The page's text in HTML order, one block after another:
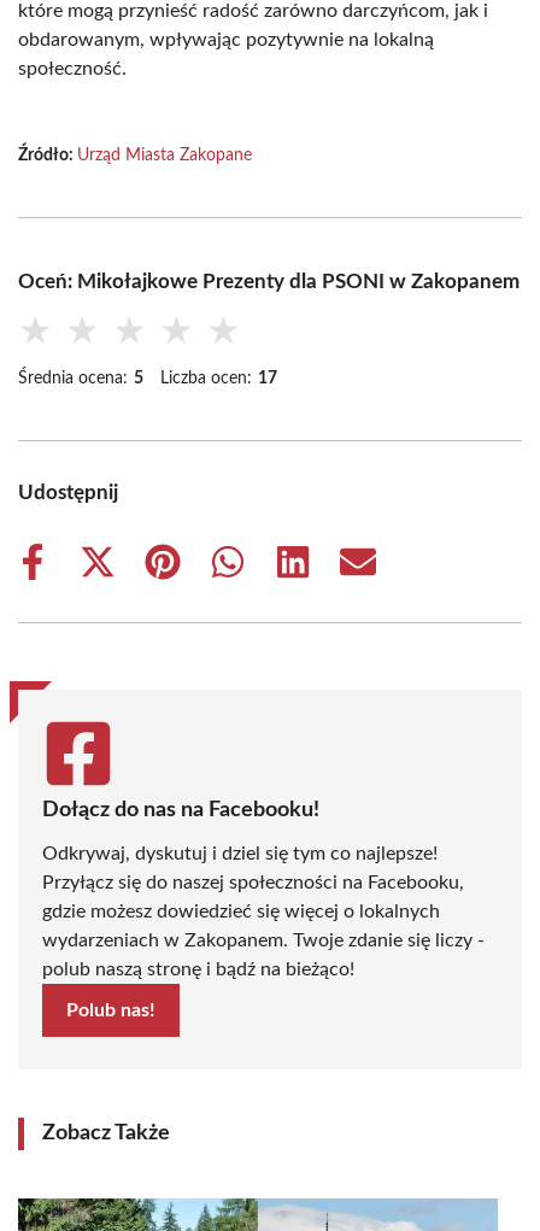
które mogą przynieść radość zarówno darczyńcom, jak i
obdarowanym, wpływając pozytywnie na lokalną
społeczność.
Źródło: Urząd Miasta Zakopane
Oceń: Mikołajkowe Prezenty dla PSONI w Zakopanem
★ ★ ★ ★ ★
Średnia ocena: 5 Liczba ocen: 17
Udostępnij
Share
Share
(Twitter)
Share
Share
Share
Share
Dołącz do nas na Facebooku!
Odkrywaj, dyskutuj i dziel się tym co najlepsze!
Przyłącz się do naszej społeczności na Facebooku,
gdzie możesz dowiedzieć się więcej o lokalnych
wydarzeniach w Zakopanem. Twoje zdanie się liczy -
polub naszą stronę i bądź na bieżąco!
Polub nas!
Zobacz Także